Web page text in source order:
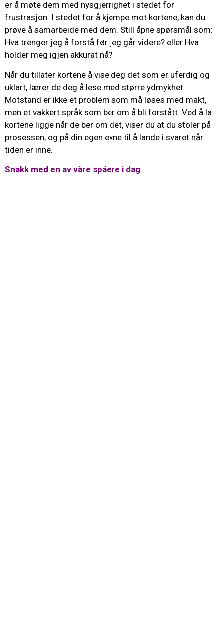
er å møte dem med nysgjerrighet i stedet for
frustrasjon. I stedet for å kjempe mot kortene, kan du
prøve å samarbeide med dem. Still åpne spørsmål som:
Hva trenger jeg å forstå før jeg går videre? eller Hva
holder meg igjen akkurat nå?
Når du tillater kortene å vise deg det som er uferdig og
uklart, lærer de deg å lese med større ydmykhet.
Motstand er ikke et problem som må løses med makt,
men et vakkert språk som ber om å bli forstått. Ved å la
kortene ligge når de ber om det, viser du at du stoler på
prosessen, og på din egen evne til å lande i svaret når
tiden er inne.
Snakk med en av våre spåere i dag